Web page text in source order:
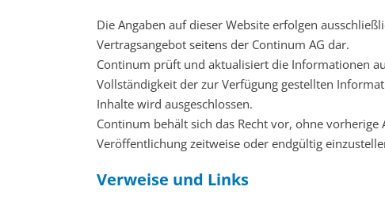
Die Angaben auf dieser Website erfolgen
Vertragsangebot seitens der Continum AG dar.
Continum prüft und aktualisiert die Informationen
Vollständigkeit der zur Verfügung gestellten
Inhalte wird ausgeschlossen.
Continum behält sich das Recht vor, ohne
Veröffentlichung zeitweise oder endgültig
Verweise und Links